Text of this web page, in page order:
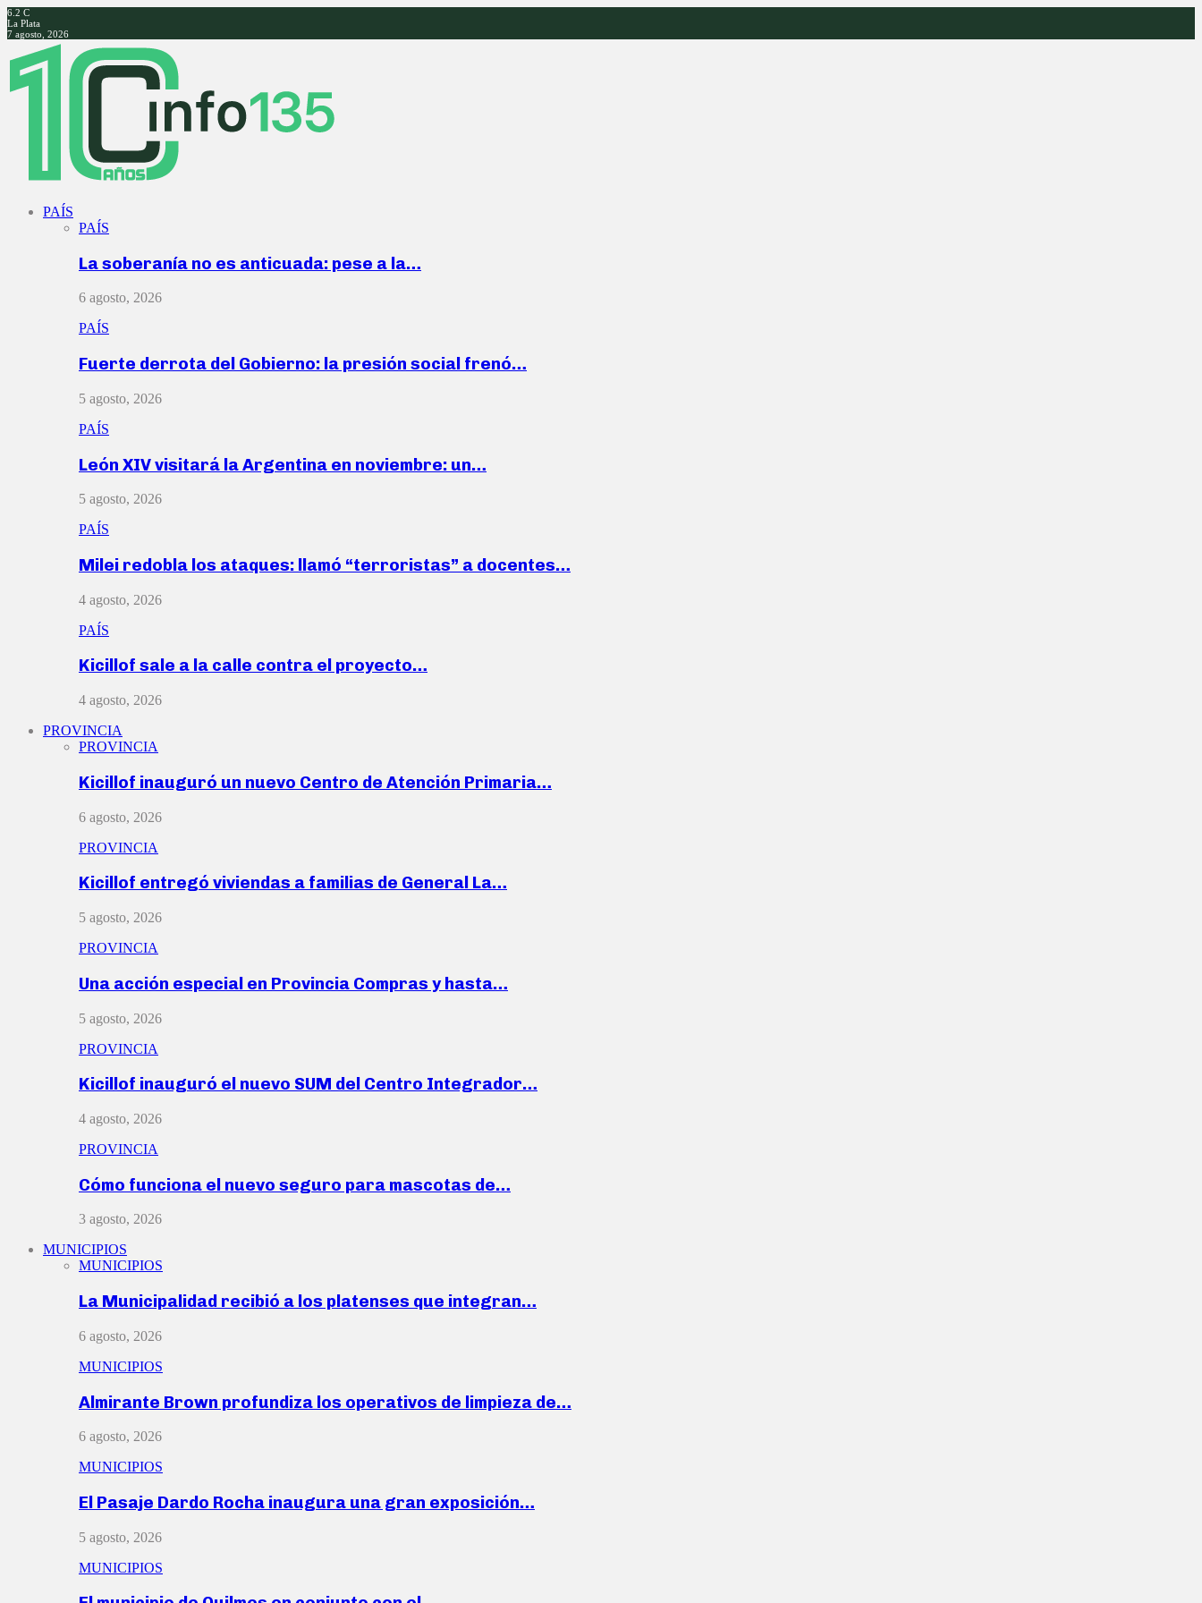
6.2 C
La Plata
7 agosto, 2026
Facebook
Twitter
Instagram
Youtube
PAÍS
PAÍS
La soberanía no es anticuada: pese a la…
6 agosto, 2026
PAÍS
Fuerte derrota del Gobierno: la presión social frenó…
5 agosto, 2026
PAÍS
León XIV visitará la Argentina en noviembre: un…
5 agosto, 2026
PAÍS
Milei redobla los ataques: llamó “terroristas” a docentes…
4 agosto, 2026
PAÍS
Kicillof sale a la calle contra el proyecto…
4 agosto, 2026
PROVINCIA
PROVINCIA
Kicillof inauguró un nuevo Centro de Atención Primaria…
6 agosto, 2026
PROVINCIA
Kicillof entregó viviendas a familias de General La…
5 agosto, 2026
PROVINCIA
Una acción especial en Provincia Compras y hasta…
5 agosto, 2026
PROVINCIA
Kicillof inauguró el nuevo SUM del Centro Integrador…
4 agosto, 2026
PROVINCIA
Cómo funciona el nuevo seguro para mascotas de…
3 agosto, 2026
MUNICIPIOS
MUNICIPIOS
La Municipalidad recibió a los platenses que integran…
6 agosto, 2026
MUNICIPIOS
Almirante Brown profundiza los operativos de limpieza de…
6 agosto, 2026
MUNICIPIOS
El Pasaje Dardo Rocha inaugura una gran exposición…
5 agosto, 2026
MUNICIPIOS